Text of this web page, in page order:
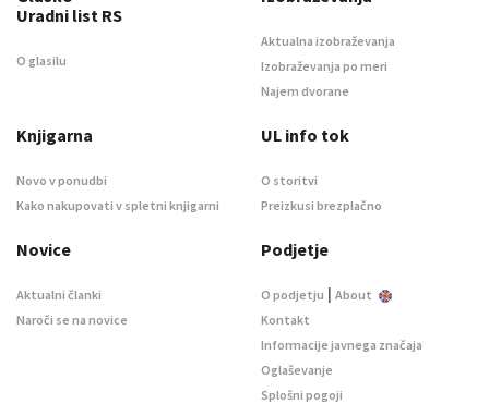
Uradni list RS
O glasilu
Aktualna izobraževanja
Izobraževanja po meri
Najem dvorane
Knjigarna
Novo v ponudbi
Kako nakupovati v spletni knjigarni
UL info tok
O storitvi
Preizkusi brezplačno
Novice
Aktualni članki
Naroči se na novice
Podjetje
O podjetju | About
Kontakt
Informacije javnega značaja
Oglaševanje
Splošni pogoji